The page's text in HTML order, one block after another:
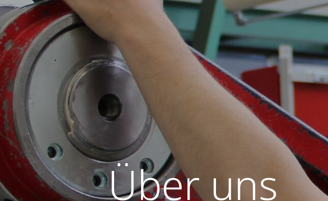
Über uns